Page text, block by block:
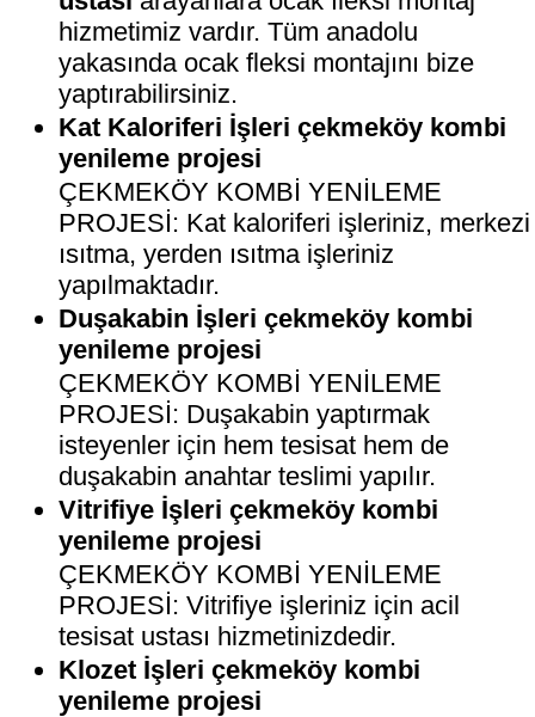
hizmetimiz vardır. Tüm anadolu
yakasında ocak fleksi montajını bize
yaptırabilirsiniz.
Kat Kaloriferi İşleri çekmeköy kombi
yenileme projesi
ÇEKMEKÖY KOMBİ YENİLEME
PROJESİ: Kat kaloriferi işleriniz, merkezi
ısıtma, yerden ısıtma işleriniz
yapılmaktadır.
Duşakabin İşleri çekmeköy kombi
yenileme projesi
ÇEKMEKÖY KOMBİ YENİLEME
PROJESİ: Duşakabin yaptırmak
isteyenler için hem tesisat hem de
duşakabin anahtar teslimi yapılır.
Vitrifiye İşleri çekmeköy kombi
yenileme projesi
ÇEKMEKÖY KOMBİ YENİLEME
PROJESİ: Vitrifiye işleriniz için acil
tesisat ustası hizmetinizdedir.
Klozet İşleri çekmeköy kombi
yenileme projesi